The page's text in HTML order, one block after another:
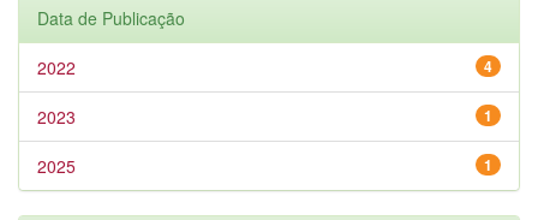
Data de Publicação
4
2022
1
2023
1
2025